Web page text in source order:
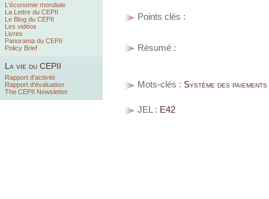
L'économie mondiale
La Lettre du CEPII
Le Blog du CEPII
Les vidéos
Livres
Panorama du CEPII
Policy Brief
La vie du CEPII
Rapport d'activité
Rapport d'évaluation
The CEPII Newsletter
Points clés :
Résumé :
Mots-clés : Système des
JEL : E42